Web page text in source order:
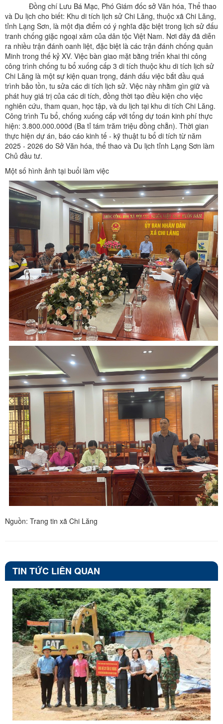
Đồng chí Lưu Bá Mạc, Phó Giám đốc sở Văn hóa, Thể thao
và Du lịch cho biết: Khu di tích lịch sử Chi Lăng, thuộc xã Chi Lăng,
tỉnh Lạng Sơn, là một địa điểm có ý nghĩa đặc biệt trong lịch sử đấu
tranh chống giặc ngoại xâm của dân tộc Việt Nam. Nơi đây đã diễn
ra nhiều trận đánh oanh liệt, đặc biệt là các trận đánh chống quân
Minh trong thế kỷ XV. Việc bàn giao mặt bằng triển khai thi công
công trình chống tu bổ xuống cấp 3 di tích thuộc khu di tích lịch sử
Chi Lăng là một sự kiện quan trọng, đánh dấu việc bắt đầu quá
trình bảo tồn, tu sửa các di tích lịch sử. Việc này nhằm gìn giữ và
phát huy giá trị của các di tích, đồng thời tạo điều kiện cho việc
nghiên cứu, tham quan, học tập, và du lịch tại khu di tích Chi Lăng.
Công trình Tu bổ, chống xuống cấp với tổng dự toán kinh phí thực
hiện: 3.800.000.000đ (Ba tỉ tám trăm triệu đồng chẵn). Thời gian
thực hiện dự án, báo cáo kinh tế - kỹ thuật tu bổ di tích từ năm
2025 - 2026 do Sở Văn hóa, thể thao và Du lịch tỉnh Lạng Sơn làm
Chủ đầu tư.
Một số hình ảnh tại buổi làm việc
Nguồn: Trang tin xã Chi Lăng
TIN TỨC LIÊN QUAN